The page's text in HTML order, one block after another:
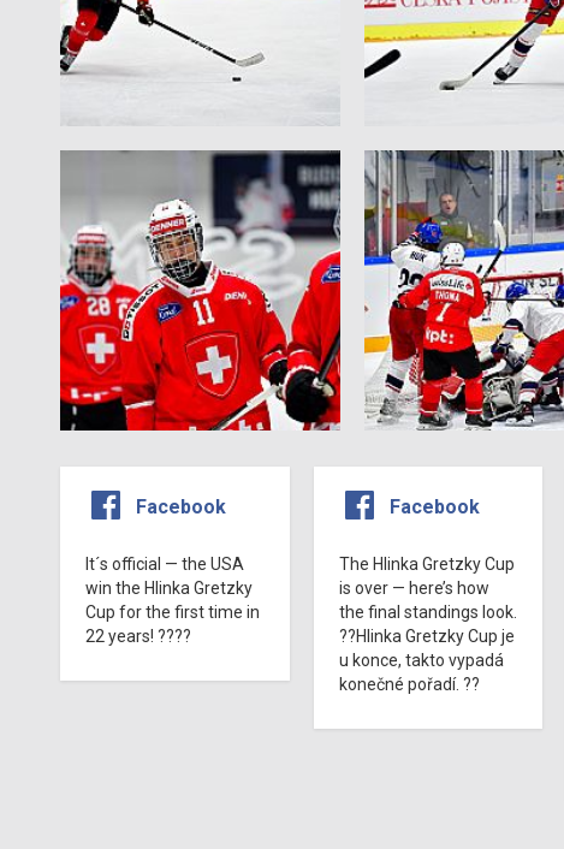
Facebook
It´s official — the USA
win the Hlinka Gretzky
Cup for the first time in
22 years! ????
Facebook
The Hlinka Gretzky Cup
is over — here’s how
the final standings look.
??Hlinka Gretzky Cup je
u konce, takto vypadá
konečné pořadí. ??